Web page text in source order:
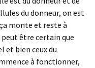
du donneur, on est
monte et reste à
être certain que
et bien ceux du
à fonctionner,